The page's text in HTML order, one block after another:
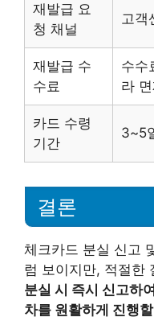
재발급 요
청 채널
고객
재발급 수
수료
수수
라
카드 수령
기간
3~5
결론
체크카드 분실 신고
럼 보이지만, 적절한
분실 시 즉시 신고하
차를 원활하게 진행